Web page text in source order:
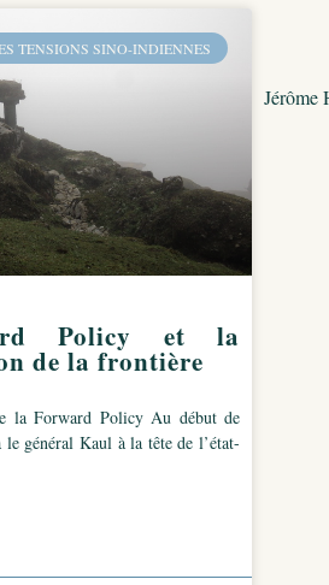
TENSIONS SINO-INDIENNES
Policy et la
de la frontière
la Forward Policy Au début de
général Kaul à la tête de l’état-
Jérôme